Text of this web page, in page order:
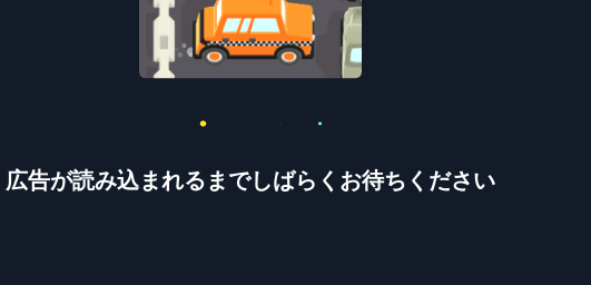
広告が読み込まれるまでしばらくお待ちください